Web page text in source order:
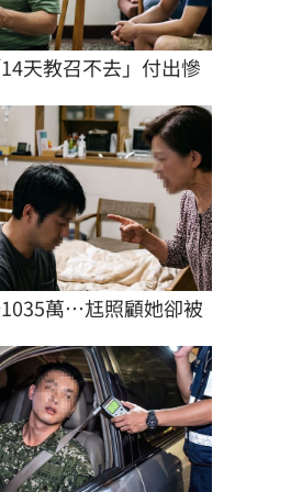
天教召不去」付出慘
萬…尪照顧她卻被